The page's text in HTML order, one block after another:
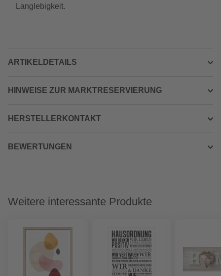
Langlebigkeit.
ARTIKELDETAILS
HINWEISE ZUR MARKTRESERVIERUNG
HERSTELLERKONTAKT
BEWERTUNGEN
Weitere interessante Produkte